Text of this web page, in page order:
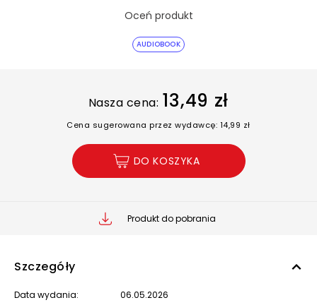
AUDIOBOOK
Oceń produkt
Nasza cena: 13,49 zł
Cena sugerowana przez wydawcę: 14,99 zł
DO KOSZYKA
Produkt do pobrania
Szczegóły
Data wydania: 06.05.2026